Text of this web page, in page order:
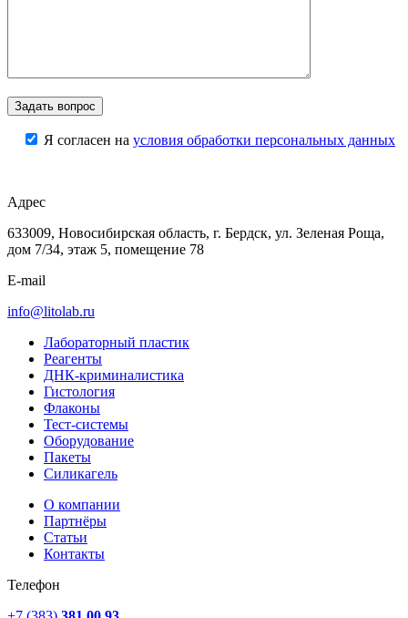
Я согласен на условия обработки персональных данных
Адрес
633009, Новосибирская область, г. Бердск, ул. Зеленая Роща,
дом 7/34, этаж 5, помещение 78
E-mail
info@litolab.ru
Лабораторный пластик
Реагенты
ДНК-криминалистика
Гистология
Флаконы
Тест-системы
Оборудование
Пакеты
Силикагель
О компании
Партнёры
Статьи
Контакты
Телефон